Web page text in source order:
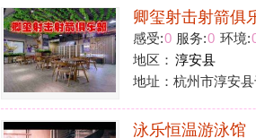
极客卡丁(青山湖宝龙店)
感受: 0服务:0环境:0性价比:0
地区：临安区
地址：杭州市临安区科技大道
鸣翠蓝湾
感受:0服务:0环境:0性价比:0
地区： 富阳区